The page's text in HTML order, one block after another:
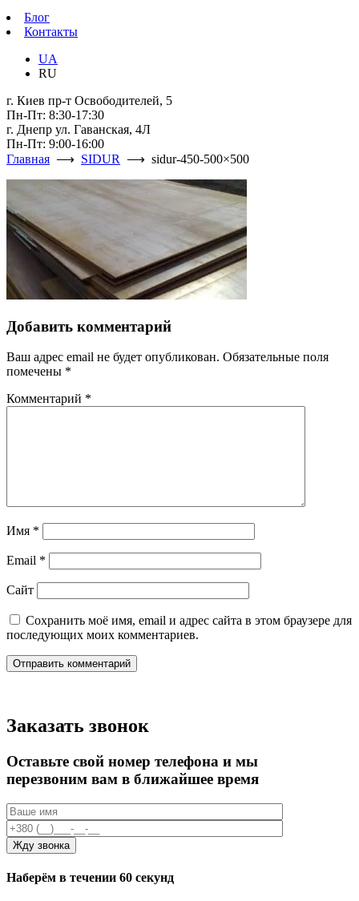
Блог
Контакты
UA
RU
г. Киев пр-т Освободителей, 5
Пн-Пт: 8:30-17:30
г. Днепр ул. Гаванская, 4Л
Пн-Пт: 9:00-16:00
Главная ⟶ SIDUR ⟶ sidur-450-500×500
Добавить комментарий
Ваш адрес email не будет опубликован. Обязательные поля
помечены *
Комментарий *
Имя *
Email *
Сайт
Сохранить моё имя, email и адрес сайта в этом браузере для
последующих моих комментариев.
Заказать звонок
Оставьте свой номер телефона и мы
перезвоним вам в ближайшее время
Наберём в течении 60 секунд